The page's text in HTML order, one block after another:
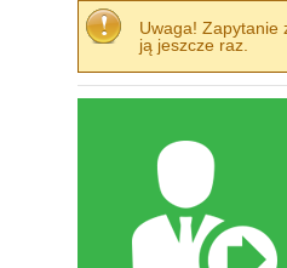
Uwaga! Zapytanie
ją jeszcze raz.